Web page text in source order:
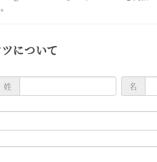
について
姓 名